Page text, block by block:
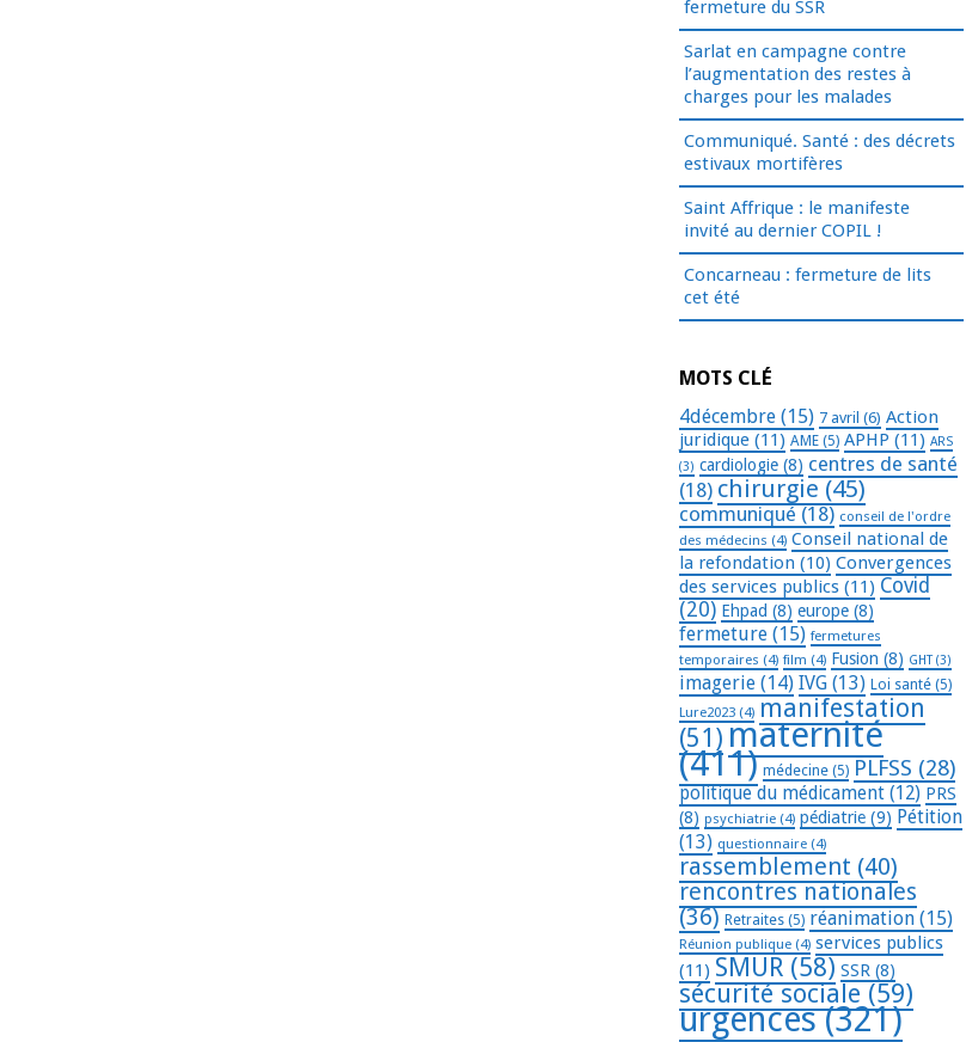
fermeture du SSR
Sarlat en campagne contre
l’augmentation des restes à
charges pour les malades
Communiqué. Santé : des décrets
estivaux mortifères
Saint Affrique : le manifeste
invité au dernier COPIL !
Concarneau : fermeture de lits
cet été
MOTS CLÉ
4décembre (15) 7 avril (6) Action
juridique (11) AME (5) APHP (11) ARS
(3) cardiologie (8) centres de santé
(18) chirurgie (45)
communiqué (18) conseil de l'ordre
des médecins (4) Conseil national de
la refondation (10) Convergences
des services publics (11) Covid
(20) Ehpad (8) europe (8)
fermeture (15) fermetures
temporaires (4) film (4) Fusion (8) GHT(3)
imagerie (14) IVG (13) Loi santé (5)
Lure2023 (4) manifestation
(51) maternité
(411) médecine (5) PLFSS (28)
politique du médicament (12) PRS
(8) psychiatrie (4) pédiatrie (9) Pétition
(13) questionnaire (4)
rassemblement (40)
rencontres nationales
(36) Retraites (5) réanimation (15)
Réunion publique (4) services publics
(11) SMUR (58) SSR (8)
sécurité sociale (59)
urgences(321)